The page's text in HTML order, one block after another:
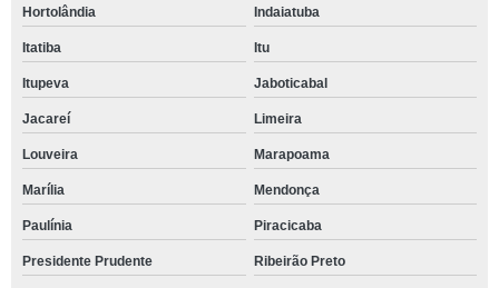
Hortolândia Indaiatuba
Itatiba Itu
Itupeva Jaboticabal
Jacareí Limeira
Louveira Marapoama
Marília Mendonça
Paulínia Piracicaba
Presidente Prudente Ribeirão Preto